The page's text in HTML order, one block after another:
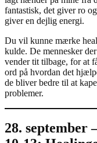
fantastisk, det giver ro
giver en dejlig energi.
Du vil kunne mærke
kulde. De mennesker
vender tit tilbage, for at
ord på hvordan det
de bliver bedre til at
problemer.
28. september